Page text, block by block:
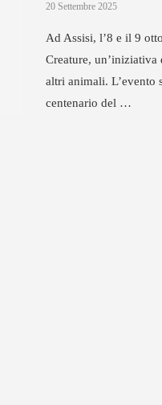
20 Settembre 2025
Ad Assisi, l’8 e il 9
Creature, un’iniziativa
altri animali. L’evento
centenario del …